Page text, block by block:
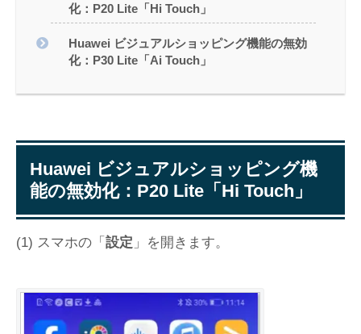
化：P20 Lite「Hi Touch」
Huawei ビジュアルショッピング機能の無効
化：P30 Lite「Ai Touch」
Huawei ビジュアルショッピング機
能の無効化：P20 Lite「Hi Touch」
(1) スマホの「 設定 」を開きます。